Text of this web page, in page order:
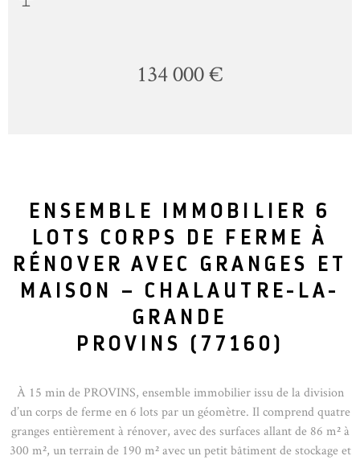
134 000 €
ENSEMBLE IMMOBILIER 6
LOTS CORPS DE FERME À
RÉNOVER AVEC GRANGES ET
MAISON – CHALAUTRE-LA-
GRANDE
PROVINS (77160)
À 15 min de PROVINS, ensemble immobilier issu de la division
d’un corps de ferme en 6 lots par un géomètre. Il comprend quatre
granges entièrement à rénover, avec des surfaces allant de 86 m² à
300 m², un terrain de 190 m² avec un petit bâtiment de stockage et